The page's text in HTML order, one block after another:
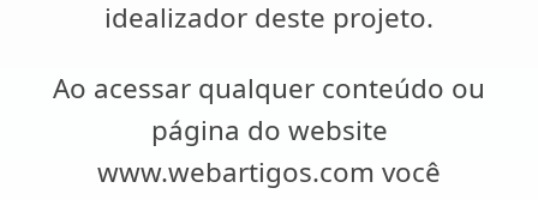
idealizador deste projeto.
Ao acessar qualquer conteúdo ou
página do website
www.webartigos.com você